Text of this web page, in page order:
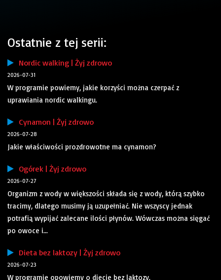
Ostatnie z tej serii:
Nordic walking | Żyj zdrowo
2026-07-31
W programie powiemy, jakie korzyści można czerpać z
uprawiania nordic walkingu.
Cynamon | Żyj zdrowo
2026-07-28
Jakie właściwości prozdrowotne ma cynamon?
Ogórek | Żyj zdrowo
2026-07-27
Organizm z wody w większości składa się z wody, którą szybko
tracimy, dlatego musimy ją uzupełniać. Nie wszyscy jednak
potrafią wypijać zalecane ilości płynów. Wówczas można sięgać
po owoce i...
Dieta bez laktozy | Żyj zdrowo
2026-07-23
W programie opowiemy o diecie bez laktozy.